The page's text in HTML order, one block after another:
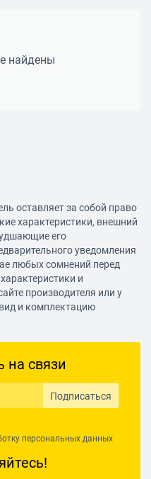
найдены
оставляет за собой право
характеристики, внешний
его
уведомления
любых сомнений перед
и
производителя или у
и комплектацию
на связи
Подписаться
персональных данных